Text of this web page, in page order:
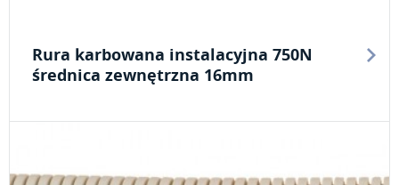
Rura karbowana instalacyjna 750N
średnica zewnętrzna 16mm